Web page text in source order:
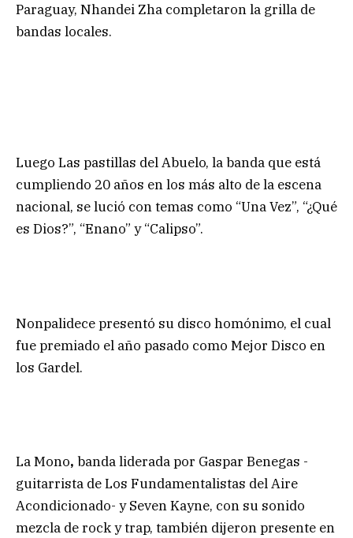
Paraguay, Nhandei Zha completaron la grilla de
bandas locales.
Luego Las pastillas del Abuelo, la banda que está
cumpliendo 20 años en los más alto de la escena
nacional, se lució con temas como “Una Vez”, “¿Qué
es Dios?”, “Enano” y “Calipso”.
Nonpalidece presentó su disco homónimo, el cual
fue premiado el año pasado como Mejor Disco en
los Gardel.
La Mono, banda liderada por Gaspar Benegas -
guitarrista de Los Fundamentalistas del Aire
Acondicionado- y Seven Kayne, con su sonido
mezcla de rock y trap, también dijeron presente en